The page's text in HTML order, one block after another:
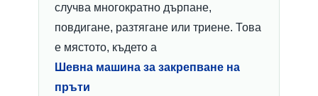
случва многократно дърпане,
повдигане, разтягане или триене. Това
е мястото, където а
Шевна машина за закрепване на
пръти